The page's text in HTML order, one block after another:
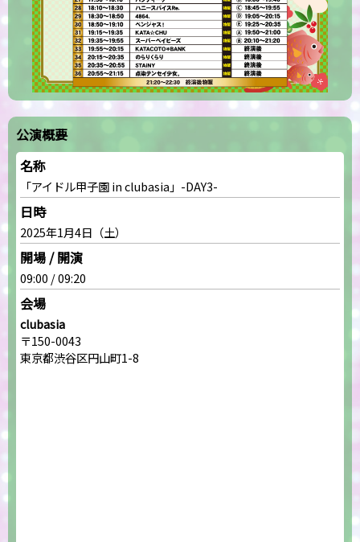
公演概要
名称
「アイドル甲子園 in clubasia」-DAY3-
日時
2025年1月4日（土）
開場 / 開演
09:00 / 09:20
会場
clubasia
〒150-0043
東京都渋谷区円山町1-8